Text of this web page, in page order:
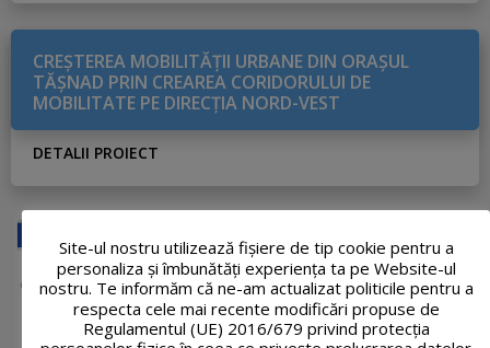
CREŞTEREA MOBILITĂŢII URBANE DIN ORAŞUL
TĂŞNAD PRIN CREAREA CORIDORULUI DE
MOBILITATE PE DIRECŢIA NORD-VEST
DETALII PROIECT
Site-ul nostru utilizează fişiere de tip cookie pentru a
personaliza și îmbunătăți experiența ta pe Website-ul
nostru. Te informăm că ne-am actualizat politicile pentru a
respecta cele mai recente modificări propuse de
Regulamentul (UE) 2016/679 privind protecția